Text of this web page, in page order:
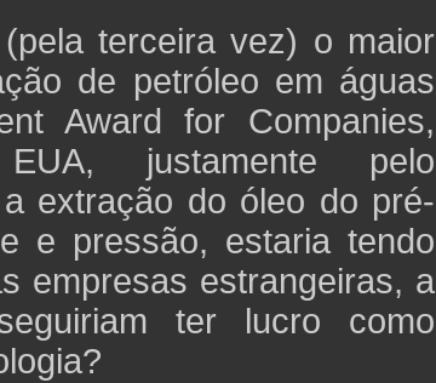
terceira vez) o maior
de petróleo em águas
Award for Companies,
justamente pelo
extração do óleo do pré-
e pressão, estaria tendo
empresas estrangeiras, a
ter lucro como